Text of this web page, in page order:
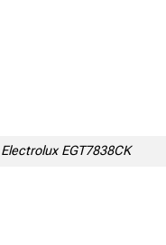
EGT7838CK